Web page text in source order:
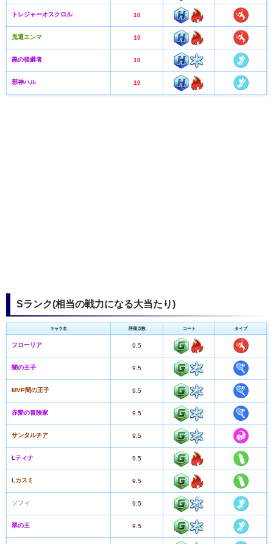
トレジャーオスクロル 10
鬼還エンマ 10
黒の後継者 10
邪神ハル 10
Sランク(相当の戦力になる大当たり)
キャラ名 評価点数 コート タイプ
フローリア 9.5
闇の王子 9.5
MVP闇の王子 9.5
赤髪の冒険家 9.5
サンタルチア 9.5
Lティナ 9.5
Lカスミ 9.5
ソフィ 9.5
翠の王 9.5